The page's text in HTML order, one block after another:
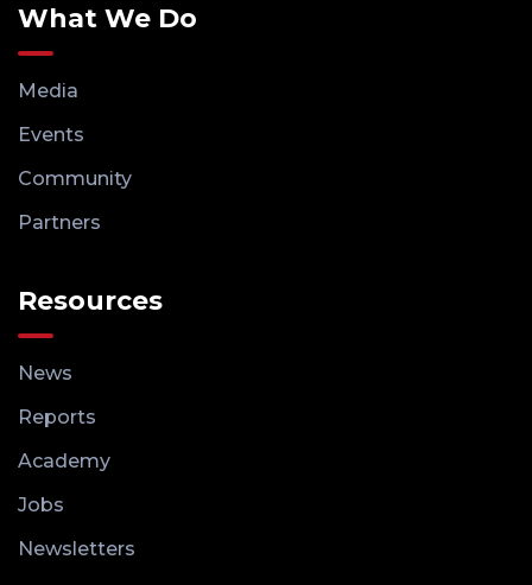
What We Do
Media
Events
Community
Partners
Resources
News
Reports
Academy
Jobs
Newsletters